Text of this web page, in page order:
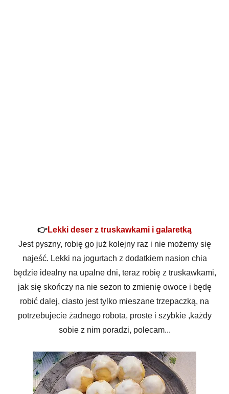
👉Lekki deser z truskawkami i galaretką
Jest pyszny, robię go już kolejny raz i nie możemy się
najeść. Lekki na jogurtach z dodatkiem nasion chia
będzie idealny na upalne dni, teraz robię z truskawkami,
jak się skończy na nie sezon to zmienię owoce i będę
robić dalej, ciasto jest tylko mieszane trzepaczką, na
potrzebujecie żadnego robota, proste i szybkie ,każdy
sobie z nim poradzi, polecam...